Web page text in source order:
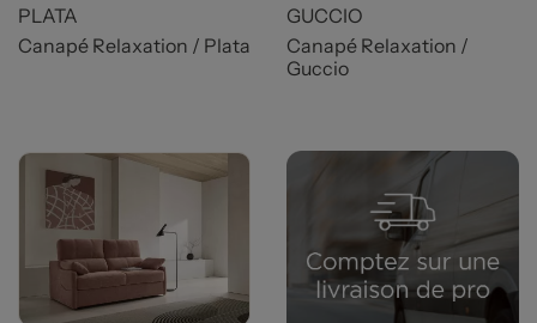
PLATA
Canapé Relaxation / Plata
GUCCIO
Canapé Relaxation /
Guccio